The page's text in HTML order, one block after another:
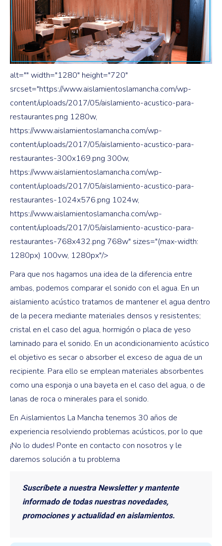
alt="" width="1280" height="720"
srcset="https://www.aislamientoslamancha.com/wp-
content/uploads/2017/05/aislamiento-acustico-para-
restaurantes.png 1280w,
https://www.aislamientoslamancha.com/wp-
content/uploads/2017/05/aislamiento-acustico-para-
restaurantes-300x169.png 300w,
https://www.aislamientoslamancha.com/wp-
content/uploads/2017/05/aislamiento-acustico-para-
restaurantes-1024x576.png 1024w,
https://www.aislamientoslamancha.com/wp-
content/uploads/2017/05/aislamiento-acustico-para-
restaurantes-768x432.png 768w" sizes="(max-width:
1280px) 100vw, 1280px"/>
Para que nos hagamos una idea de la diferencia entre
ambas, podemos comparar el sonido con el agua. En un
aislamiento acústico tratamos de mantener el agua dentro
de la pecera mediante materiales densos y resistentes;
cristal en el caso del agua, hormigón o placa de yeso
laminado para el sonido. En un acondicionamiento acústico
el objetivo es secar o absorber el exceso de agua de un
recipiente. Para ello se emplean materiales absorbentes
como una esponja o una bayeta en el caso del agua, o de
lanas de roca o minerales para el sonido.
En Aislamientos La Mancha tenemos 30 años de
experiencia resolviendo problemas acústicos, por lo que
¡No lo dudes! Ponte en contacto con nosotros y le
daremos solución a tu problema
Suscríbete a nuestra Newsletter y mantente
informado de todas nuestras novedades,
promociones y actualidad en aislamientos.